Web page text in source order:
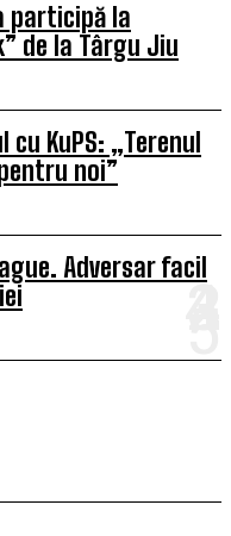
participă la
de la Târgu Jiu
KuPS: „Terenul
noi”
Adversar facil